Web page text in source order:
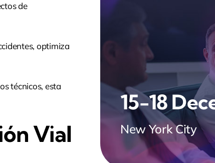
de
optimiza
técnicos, esta
Vial
15-18
New York City